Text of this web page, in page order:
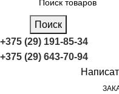
Поиск
+375 (29) 191-85-34
+375 (29) 643-70-94